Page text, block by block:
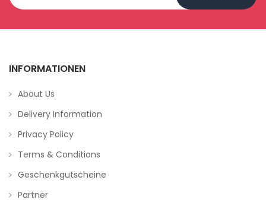
INFORMATIONEN
About Us
Delivery Information
Privacy Policy
Terms & Conditions
Geschenkgutscheine
Partner